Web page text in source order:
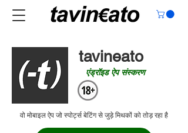
tavineato
एंड्रॉइड ऐप संस्करण
वो मोबाइल ऐप जो स्पोर्ट्स बेटिंग से जुड़े मिथकों को तोड़ रहा है